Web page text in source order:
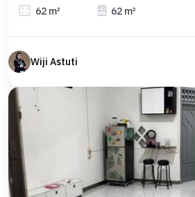
62 m² 62 m²
Wiji Astuti